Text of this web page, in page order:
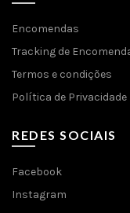
Encomendas
Tracking de
Termos e condições
Política de Privacidade
REDES SOCIAIS
Facebook
Instagram